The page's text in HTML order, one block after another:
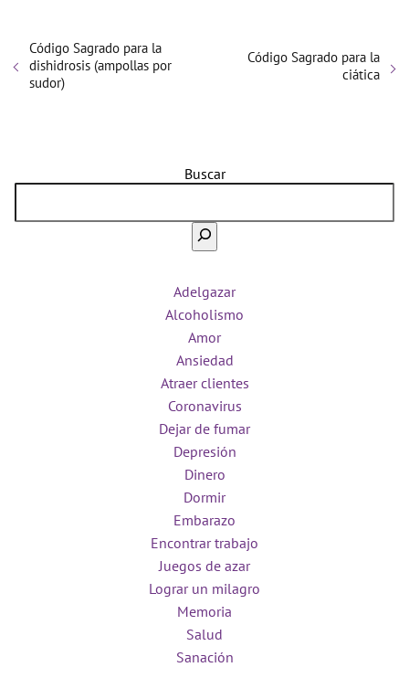
Código Sagrado para la
dishidrosis (ampollas por
sudor)
Código Sagrado para la
ciática
Buscar
Adelgazar
Alcoholismo
Amor
Ansiedad
Atraer clientes
Coronavirus
Dejar de fumar
Depresión
Dinero
Dormir
Embarazo
Encontrar trabajo
Juegos de azar
Lograr un milagro
Memoria
Salud
Sanación